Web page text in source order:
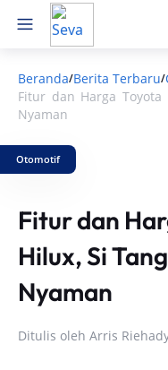
Beranda/Berita Terbaru/
Fitur dan Harga
Nyaman
Otomotif
Fitur dan
Hilux, Si
Nyaman
Ditulis oleh Arris